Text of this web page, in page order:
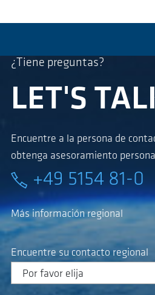
¿Tiene preguntas?
LET'S
Encuentre a la persona de
obtenga asesoramiento
+49 5154 81-0
Más información regional
Encuentre su contacto regional